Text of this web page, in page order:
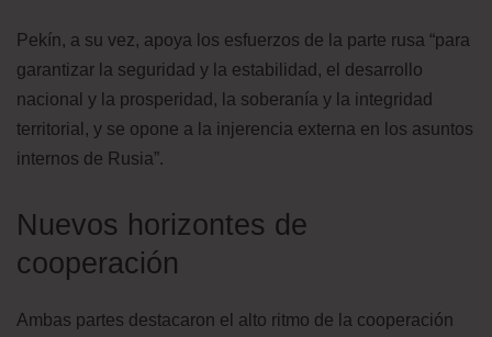
Pekín, a su vez, apoya los esfuerzos de la parte rusa “para
garantizar la seguridad y la estabilidad, el desarrollo
nacional y la prosperidad, la soberanía y la integridad
territorial, y se opone a la injerencia externa en los asuntos
internos de Rusia”.
Nuevos horizontes de
cooperación
Ambas partes destacaron el alto ritmo de la cooperación